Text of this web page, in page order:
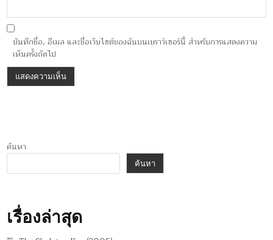
บันทึกชื่อ, อีเมล และชื่อเว็บไซต์ของฉันบนเบราว์เซอร์นี้ สำหรับการแสดงความ
เห็นครั้งถัดไป
ค้นหา
ค้นหา
เรื่องล่าสุด